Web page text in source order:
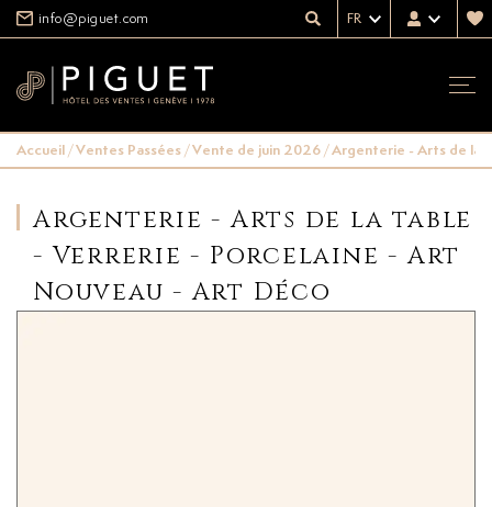
info@piguet.com FR
Accueil/Ventes Passées/Vente de juin 2026/Argenterie - Arts de la
Argenterie - Arts de la table
- Verrerie - Porcelaine - Art
Nouveau - Art Déco